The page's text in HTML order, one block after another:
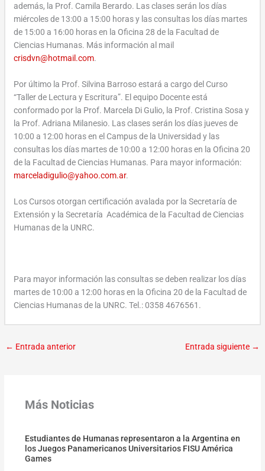
además, la Prof. Camila Berardo. Las clases serán los días
miércoles de 13:00 a 15:00 horas y las consultas los días martes
de 15:00 a 16:00 horas en la Oficina 28 de la Facultad de
Ciencias Humanas. Más información al mail
crisdvn@hotmail.com.
Por último la Prof. Silvina Barroso estará a cargo del Curso
“Taller de Lectura y Escritura”. El equipo Docente está
conformado por la Prof. Marcela Di Gulio, la Prof. Cristina Sosa y
la Prof. Adriana Milanesio. Las clases serán los días jueves de
10:00 a 12:00 horas en el Campus de la Universidad y las
consultas los días martes de 10:00 a 12:00 horas en la Oficina 20
de la Facultad de Ciencias Humanas. Para mayor información:
marceladigulio@yahoo.com.ar.
Los Cursos otorgan certificación avalada por la Secretaría de
Extensión y la Secretaría Académica de la Facultad de Ciencias
Humanas de la UNRC.
Para mayor información las consultas se deben realizar los días
martes de 10:00 a 12:00 horas en la Oficina 20 de la Facultad de
Ciencias Humanas de la UNRC. Tel.: 0358 4676561.
← Entrada anterior Entrada siguiente →
Más Noticias
Estudiantes de Humanas representaron a la Argentina en
los Juegos Panamericanos Universitarios FISU América
Games